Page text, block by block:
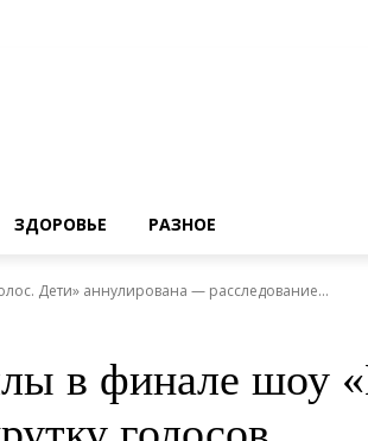
ЗДОРОВЬЕ РАЗНОЕ
Дети» аннулирована — расследование...
в финале шоу